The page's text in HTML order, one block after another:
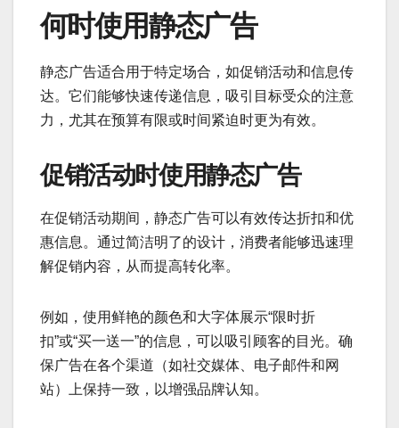
何时使用静态广告
静态广告适合用于特定场合，如促销活动和信息传
达。它们能够快速传递信息，吸引目标受众的注意
力，尤其在预算有限或时间紧迫时更为有效。
促销活动时使用静态广告
在促销活动期间，静态广告可以有效传达折扣和优
惠信息。通过简洁明了的设计，消费者能够迅速理
解促销内容，从而提高转化率。
例如，使用鲜艳的颜色和大字体展示“限时折
扣”或“买一送一”的信息，可以吸引顾客的目光。确
保广告在各个渠道（如社交媒体、电子邮件和网
站）上保持一致，以增强品牌认知。